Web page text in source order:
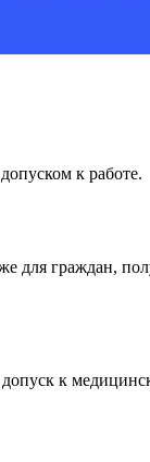
к работе.
для граждан,
к